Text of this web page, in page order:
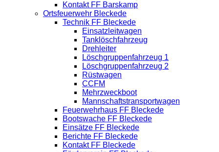
Kontakt FF Barskamp
Ortsfeuerwehr Bleckede
Technik FF Bleckede
Einsatzleitwagen
Tanklöschfahrzeug
Drehleiter
Löschgruppenfahrzeug 1
Löschgruppenfahrzeug 2
Rüstwagen
CCFM
Mehrzweckboot
Mannschaftstransportwagen
Feuerwehrhaus FF Bleckede
Bootswache FF Bleckede
Einsätze FF Bleckede
Berichte FF Bleckede
Kontakt FF Bleckede